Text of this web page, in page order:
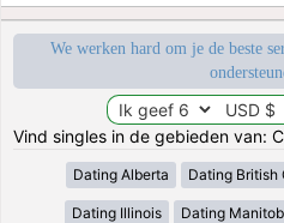
We werken hard om je de beste
Vind singles in de gebieden van:
Dating Alberta Dating British
Dating Illinois Dating